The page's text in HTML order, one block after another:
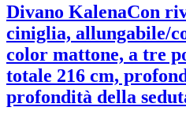
Divano KalenaCon
ciniglia, allungabile/
color mattone, a tre
totale 216 cm,
profondità della